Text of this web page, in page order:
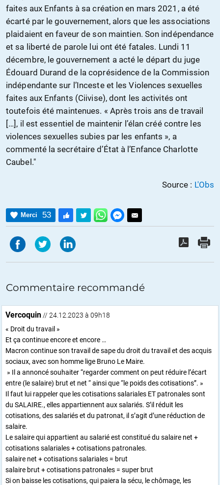
faites aux Enfants à sa création en mars 2021, a été
écarté par le gouvernement, alors que les associations
plaidaient en faveur de son maintien. Son indépendance
et sa liberté de parole lui ont été fatales. Lundi 11
décembre, le gouvernement a acté le départ du juge
Édouard Durand de la coprésidence de la Commission
indépendante sur l’Inceste et les Violences sexuelles
faites aux Enfants (Ciivise), dont les activités ont
toutefois été maintenues. « Après trois ans de travail
[…], il est essentiel de maintenir l’élan créé contre les
violences sexuelles subies par les enfants », a
commenté la secrétaire d’État à l’Enfance Charlotte
Caubel."
Source : L'Obs
Merci 53
Commentaire recommandé
Vercoquin // 24.12.2023 à 09h18
« Droit du travail »
Et ça continue encore et encore …
Macron continue son travail de sape du droit du travail et des acquis
sociaux, avec son homme lige Bruno Le Maire.
» Il a annoncé souhaiter “regarder comment on peut réduire l’écart
entre (le salaire) brut et net “ ainsi que “le poids des cotisations”. »
Il faut lui rappeler que les cotisations salariales ET patronales sont
du SALAIRE., elles appartiennent aux salariés. S’il réduit les
cotisations, des salariés et du patronat, il s’agit d’une réduction de
salaire.
Le salaire qui appartient au salarié est constitué du salaire net +
cotisations salariales + cotisations patronales.
salaire net + cotisations salariales = brut
salaire brut + cotisations patronales = super brut
Si on baisse les cotisations, qui paiera la sécu, le chômage, les